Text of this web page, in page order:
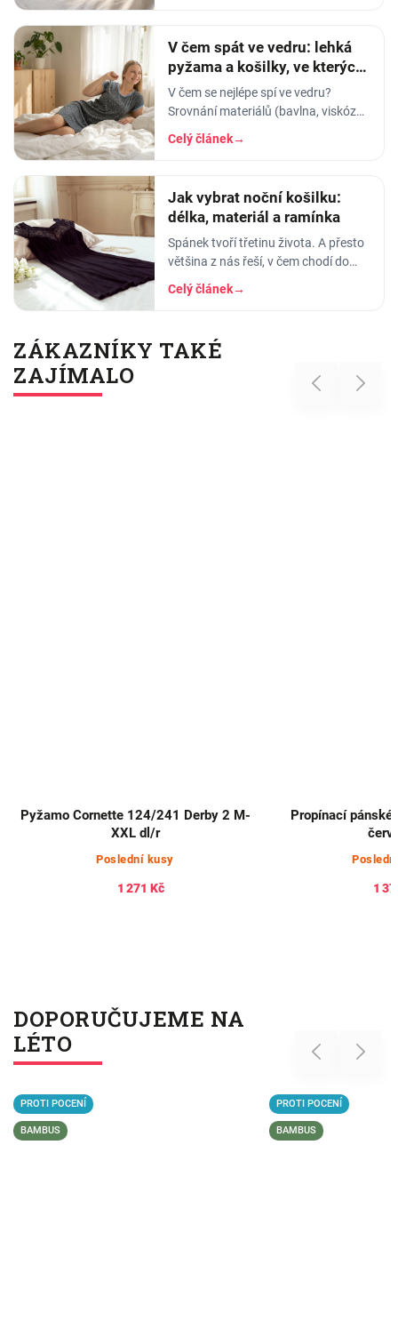
V čem spát ve vedru: lehká
pyžama a košilky, ve kterých
se nezapaříte
V čem se nejlépe spí ve vedru?
Srovnání materiálů (bavlna, viskóza,
len, hedvábí) a tipy na lehká letní
pyžama a noční košilky, ve kterých
Celý článek→
Jak vybrat noční košilku:
délka, materiál a ramínka
Spánek tvoří třetinu života. A přesto
většina z nás řeší, v čem chodí do
práce, do divadla nebo na rande, ale
to, v čem stráví těch osm hodin…
Celý článek→
ZÁKAZNÍKY TAKÉ
ZAJÍMALO
Previous
Pyžamo Cornette 124/241 Derby 2 M-
XXL dl/r
Poslední kusy
1 271 Kč
Propínací pánské
1
Next
DOPORUČUJEME NA
LÉTO
Previous
PROTI POCENÍ
BAMBUS
PROTI POCENÍ
BAMBUS
Next